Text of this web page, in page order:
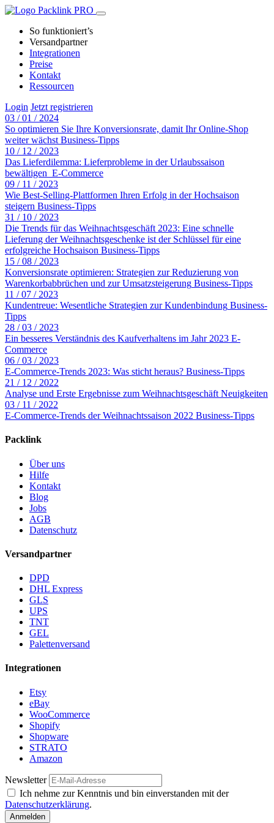
So funktioniert’s
Versandpartner
Integrationen
Preise
Kontakt
Ressourcen
Login Jetzt registrieren
03 / 01 / 2024
So optimieren Sie Ihre Konversionsrate, damit Ihr Online-Shop
weiter wächst Business-Tipps
10 / 12 / 2023
Das Lieferdilemma: Lieferprobleme in der Urlaubssaison
bewältigen E-Commerce
09 / 11 / 2023
Wie Best-Selling-Plattformen Ihren Erfolg in der Hochsaison
steigern Business-Tipps
31 / 10 / 2023
Die Trends für das Weihnachtsgeschäft 2023: Eine schnelle
Lieferung der Weihnachtsgeschenke ist der Schlüssel für eine
erfolgreiche Hochsaison Business-Tipps
15 / 08 / 2023
Konversionsrate optimieren: Strategien zur Reduzierung von
Warenkorbabbrüchen und zur Umsatzsteigerung Business-Tipps
11 / 07 / 2023
Kundentreue: Wesentliche Strategien zur Kundenbindung Business-
Tipps
28 / 03 / 2023
Ein besseres Verständnis des Kaufverhaltens im Jahr 2023 E-
Commerce
06 / 03 / 2023
E-Commerce-Trends 2023: Was sticht heraus? Business-Tipps
21 / 12 / 2022
Analyse und Erste Ergebnisse zum Weihnachtsgeschäft Neuigkeiten
03 / 11 / 2022
E-Commerce-Trends der Weihnachtssaison 2022 Business-Tipps
Packlink
Über uns
Hilfe
Kontakt
Blog
Jobs
AGB
Datenschutz
Versandpartner
DPD
DHL Express
GLS
UPS
TNT
GEL
Palettenversand
Integrationen
Etsy
eBay
WooCommerce
Shopify
Shopware
STRATO
Amazon
Newsletter
Ich nehme zur Kenntnis und bin einverstanden mit der
Datenschutzerklärung.
Anmelden